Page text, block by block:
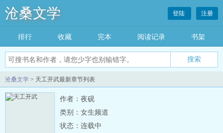
沧桑文学 登陆 注册
排行 收藏 完本 阅读记录 书架
沧桑文学 > 天工开武最新章节列表
作者：夜砚
类别：女生频道
状态：连载中